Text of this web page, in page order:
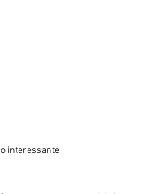
interessante